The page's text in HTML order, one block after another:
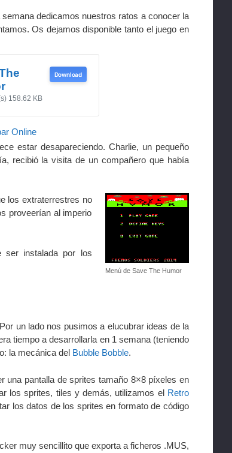
semana dedicamos nuestros ratos a conocer la
Os dejamos disponible tanto el juego en
158.62 KB
Download
Online
estar desapareciendo. Charlie, un pequeño
recibió la visita de un compañero que había
Menú de Save The Humor
los extraterrestres no
proveerían al imperio
ser instalada por los
un lado nos pusimos a elucubrar ideas de la
tiempo a desarrollarla en 1 semana (teniendo
la mecánica del Bubble Bobble.
una pantalla de sprites tamaño 8×8 píxeles en
los sprites, tiles y demás, utilizamos el Retro
los datos de los sprites en formato de código
muy sencillito que exporta a ficheros .MUS,